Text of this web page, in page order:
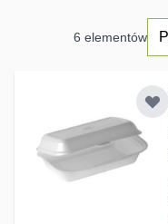
6 elementów